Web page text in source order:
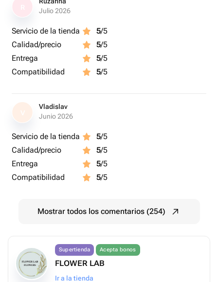
Julio 2026
Servicio de la tienda 5/5
Calidad/precio
5/5
Entrega
5/5
Compatibilidad
5/5
V
Vladislav
Junio 2026
Servicio de la tienda 5/5
Calidad/precio
5/5
Entrega
5/5
Compatibilidad
5/5
Mostrar todos los comentarios (254)
Supertienda Acepta bonos
FLOWER LAB
Ir a la tienda